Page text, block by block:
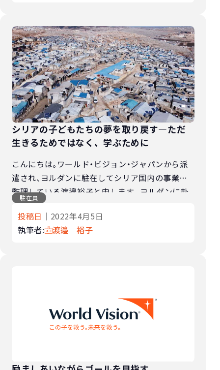
シリアの子どもたちの夢を取り戻す―ただ
生きるためではなく、学ぶために
こんにちは。ワールド・ビジョン・ジャパンから派
遣され、ヨルダンに駐在してシリア国内の事業を
監理している渡邉裕子と申します。 ヨルダンに赴
任して2015年春から2019年夏までヨルダン国内
にいるシリア難民やヨルダン人の子ど […]
駐在員
投稿日 ｜2022年4月5日
執筆者:
渡邉 裕子